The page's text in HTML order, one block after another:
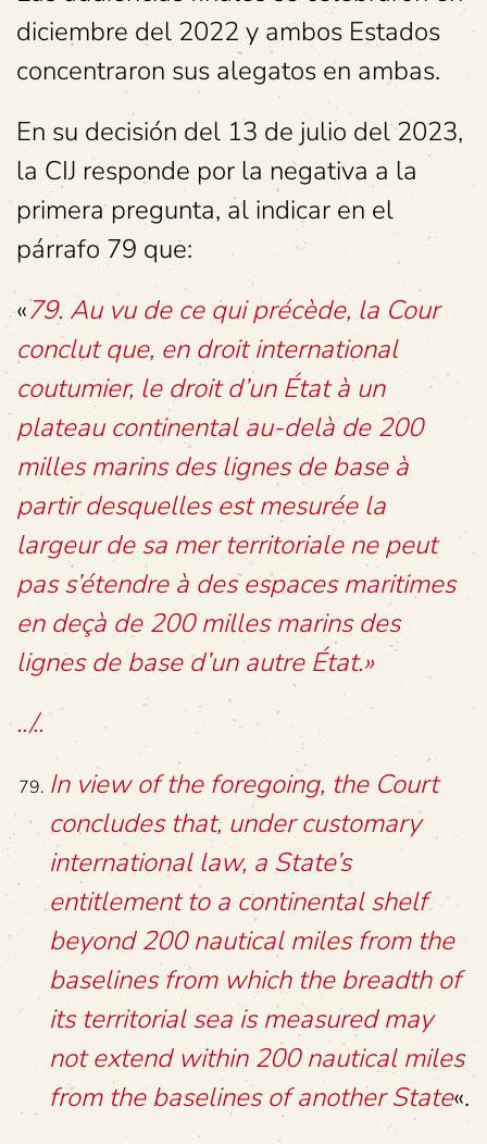
diciembre del 2022 y ambos Estados
concentraron sus alegatos en ambas.
En su decisión del 13 de julio del 2023,
la CIJ responde por la negativa a la
primera pregunta, al indicar en el
párrafo 79 que:
«79. Au vu de ce qui précède, la Cour
conclut que, en droit international
coutumier, le droit d’un État à un
plateau continental au-delà de 200
milles marins des lignes de base à
partir desquelles est mesurée la
largeur de sa mer territoriale ne peut
pas s’étendre à des espaces maritimes
en deçà de 200 milles marins des
lignes de base d’un autre État.»
../..
In view of the foregoing, the Court
concludes that, under customary
international law, a State’s
entitlement to a continental shelf
beyond 200 nautical miles from the
baselines from which the breadth of
its territorial sea is measured may
not extend within 200 nautical miles
from the baselines of another State«.